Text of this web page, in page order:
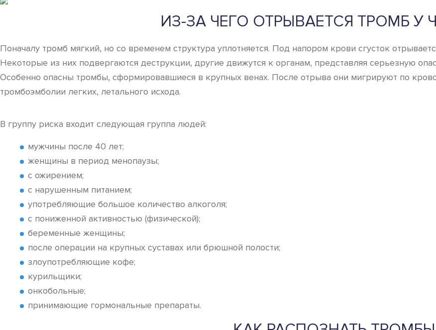
ИЗ-ЗА ЧЕГО ОТРЫВАЕТСЯ ТРОМБ У
Поначалу тромб мягкий, но со временем структура уплотняется. Под напором крови сгусток
Некоторые из них подвергаются деструкции, другие движутся к органам, представляя серьезную
Особенно опасны тромбы, сформировавшиеся в крупных венах. После отрыва они мигрируют по
тромбоэмболии легких, летального исхода.
В группу риска входит следующая группа людей:
мужчины после 40 лет;
женщины в период менопаузы;
с ожирением;
с нарушенным питанием;
употребляющие большое количество алкоголя;
с пониженной активностью (физической);
беременные женщины;
после операции на крупных суставах или брюшной полости;
злоупотребляющие кофе;
курильщики;
онкобольные;
принимающие гормональные препараты.